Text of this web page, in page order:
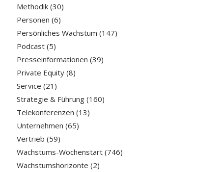
Methodik(30)
Personen (6)
Persönliches Wachstum (147)
Podcast(5)
Presseinformationen (39)
Private Equity(8)
Service (21)
Strategie & Führung(160)
Telekonferenzen (13)
Unternehmen (65)
Vertrieb (59)
Wachstums-Wochenstart(746)
Wachstumshorizonte (2)